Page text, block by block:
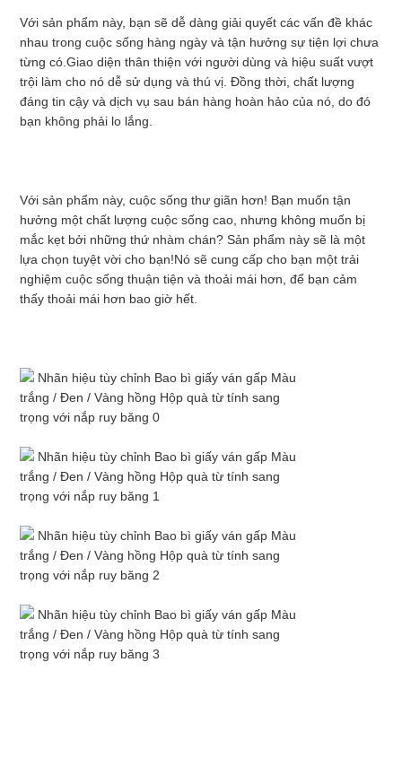
TIN
TỨC
CẦU
ĐẶT
GIÁ
ĐỒ
TRANG
WEB
CHÍNH
SÁCH
BẢO
MẬT
Với sản phẩm này, bạn sẽ dễ dàng giải quyết các vấn đề khác
nhau trong cuộc sống hàng ngày và tận hưởng sự tiện lợi chưa
từng có.Giao diện thân thiện với người dùng và hiệu suất vượt
trội làm cho nó dễ sử dụng và thú vị. Đồng thời, chất lượng
đáng tin cậy và dịch vụ sau bán hàng hoàn hảo của nó, do đó
bạn không phải lo lắng.
Với sản phẩm này, cuộc sống thư giãn hơn! Bạn muốn tận
hưởng một chất lượng cuộc sống cao, nhưng không muốn bị
mắc kẹt bởi những thứ nhàm chán? Sản phẩm này sẽ là một
lựa chọn tuyệt vời cho bạn!Nó sẽ cung cấp cho bạn một trải
nghiệm cuộc sống thuận tiện và thoải mái hơn, để bạn cảm
thấy thoải mái hơn bao giờ hết.